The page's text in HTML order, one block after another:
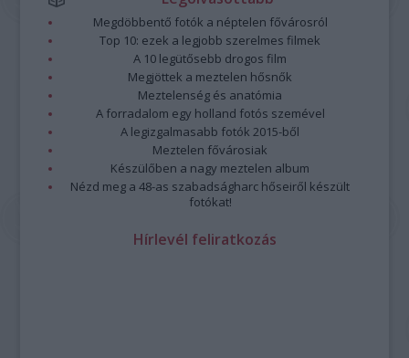
Megdöbbentő fotók a néptelen fővárosról
Top 10: ezek a legjobb szerelmes filmek
A 10 legütősebb drogos film
Megjöttek a meztelen hősnők
Meztelenség és anatómia
A forradalom egy holland fotós szemével
A legizgalmasabb fotók 2015-ből
Meztelen fővárosiak
Készülőben a nagy meztelen album
Nézd meg a 48-as szabadságharc hőseiről készült
fotókat!
Hírlevél feliratkozás